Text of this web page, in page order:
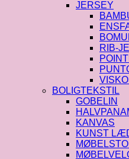
JERSEY
RIB-
BOLIGTEKSTIL
GOBELIN
KANVAS
KUNST